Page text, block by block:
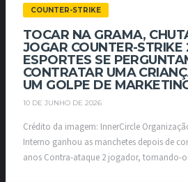
COUNTER-STRIKE
TOCAR NA GRAMA,
JOGAR COUNTER-STRIKE
ESPORTES SE
CONTRATAR UMA
UM GOLPE DE
10 DE JUNHO DE 2026
Crédito da imagem: InnerCircle
Interno ganhou as manchetes depois de
anos Contra-ataque 2 jogador, tornando-